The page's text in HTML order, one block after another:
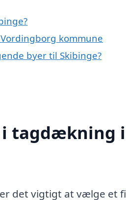
kommune
byer til Skibinge?
i tagdækning i
det vigtigt at vælge et